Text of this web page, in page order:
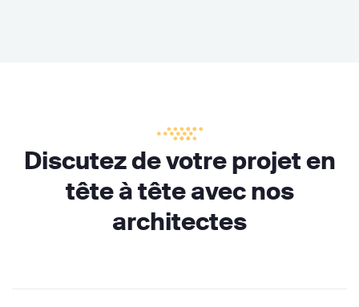
Discutez de votre projet en
tête à tête avec nos
architectes